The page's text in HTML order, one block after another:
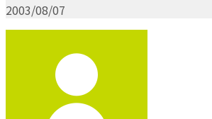
2003/08/07